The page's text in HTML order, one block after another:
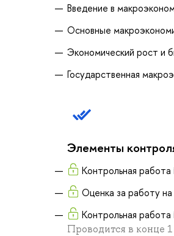
Введение в
Основные
Экономический рост и
Государственная
Элементы
Контрольная
Оценка за работу
Контрольная
Проводится в конце